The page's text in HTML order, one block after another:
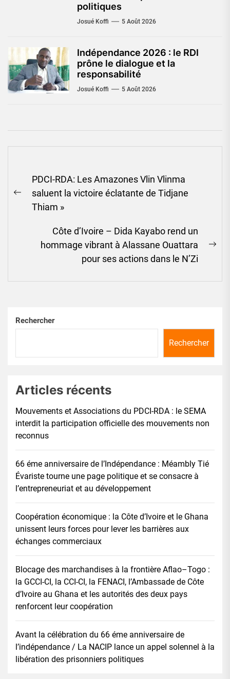
politiques
Josué Koffi 5 Août 2026
Indépendance 2026 : le RDI
prône le dialogue et la
responsabilité
Josué Koffi 5 Août 2026
de
l’article
Previous
PDCI-RDA: Les Amazones Vlin Vlinma
saluent la victoire éclatante de Tidjane
Thiam »
Côte d’Ivoire – Dida Kayabo rend un
hommage vibrant à Alassane Ouattara
pour ses actions dans le N’Zi
Rechercher
Rechercher
Articles récents
Mouvements et Associations du PDCI-RDA : le SEMA
interdit la participation officielle des mouvements non
reconnus
66 éme anniversaire de l’Indépendance : Méambly Tié
Évariste tourne une page politique et se consacre à
l’entrepreneuriat et au développement
Coopération économique : la Côte d’Ivoire et le Ghana
unissent leurs forces pour lever les barrières aux
échanges commerciaux
Blocage des marchandises à la frontière Aflao–Togo :
la GCCI-CI, la CCI-CI, la FENACI, l’Ambassade de Côte
d’Ivoire au Ghana et les autorités des deux pays
renforcent leur coopération
Avant la célébration du 66 éme anniversaire de
l’indépendance / La NACIP lance un appel solennel à la
libération des prisonniers politiques